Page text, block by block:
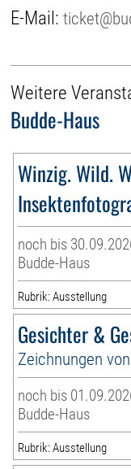
E-Mail:
Weitere
Budde-Haus
Winzig. Wild.
noch bis
Budde-Haus
Rubrik: Ausstellung
Gesichter &
Zeichnungen
noch bis
Budde-Haus
Rubrik: Ausstellung